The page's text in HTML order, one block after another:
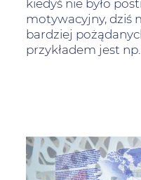
kiedyś nie było
motywacyjny, dziś
bardziej
przykładem jest np.